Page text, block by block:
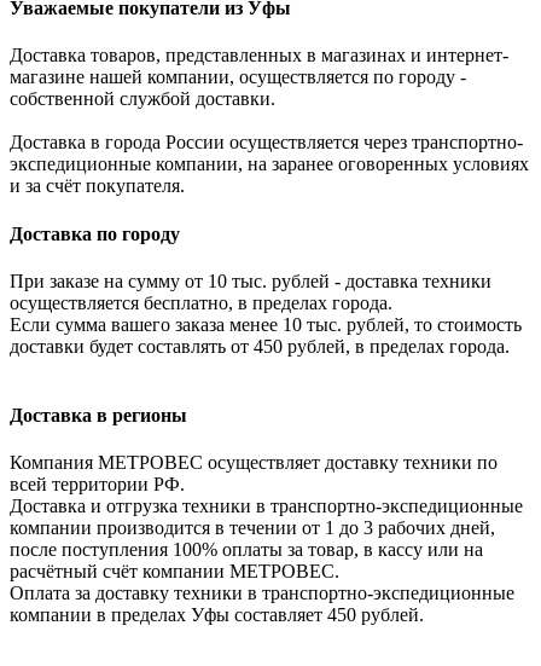
Уважаемые покупатели из Уфы
Доставка товаров, представленных в магазинах и интернет-
магазине нашей компании, осуществляется по городу -
собственной службой доставки.
Доставка в города России осуществляется через транспортно-
экспедиционные компании, на заранее оговоренных условиях
и за счёт покупателя.
Доставка по городу
При заказе на сумму от 10 тыс. рублей - доставка техники
осуществляется бесплатно, в пределах города.
Если сумма вашего заказа менее 10 тыс. рублей, то стоимость
доставки будет составлять от 450 рублей, в пределах города.
Доставка в регионы
Компания МЕТРОВЕС осуществляет доставку техники по
всей территории РФ.
Доставка и отгрузка техники в транспортно-экспедиционные
компании производится в течении от 1 до 3 рабочих дней,
после поступления 100% оплаты за товар, в кассу или на
расчётный счёт компании МЕТРОВЕС.
Оплата за доставку техники в транспортно-экспедиционные
компании в пределах Уфы составляет 450 рублей.